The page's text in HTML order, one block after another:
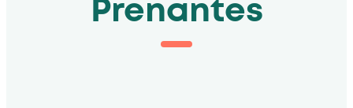
Prenantes